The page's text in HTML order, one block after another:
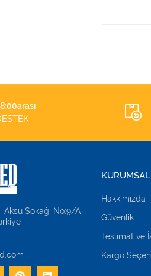
Aksu Sokağı No:9/A
KURUMSAL
Hakkımızda
Güvenlik
Teslimat ve
Kargo